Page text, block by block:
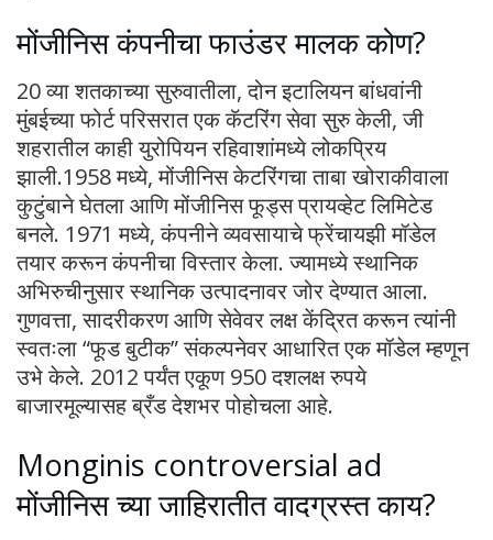
मोंजीनिस कंपनीचा फाउंडर मालक कोण?
20 व्या शतकाच्या सुरुवातीला, दोन इटालियन बांधवांनी
मुंबईच्या फोर्ट परिसरात एक कॅटरिंग सेवा सुरु केली, जी
शहरातील काही युरोपियन रहिवाशांमध्ये लोकप्रिय
झाली.1958 मध्ये, मोंजीनिस केटरिंगचा ताबा खोराकीवाला
कुटुंबाने घेतला आणि मोंजीनिस फूड्स प्रायव्हेट लिमिटेड
बनले. 1971 मध्ये, कंपनीने व्यवसायाचे फ्रेंचायझी मॉडेल
तयार करून कंपनीचा विस्तार केला. ज्यामध्ये स्थानिक
अभिरुचीनुसार स्थानिक उत्पादनावर जोर देण्यात आला.
गुणवत्ता, सादरीकरण आणि सेवेवर लक्ष केंद्रित करून त्यांनी
स्वतःला “फूड बुटीक” संकल्पनेवर आधारित एक मॉडेल म्हणून
उभे केले. 2012 पर्यंत एकूण 950 दशलक्ष रुपये
बाजारमूल्यासह ब्रँड देशभर पोहोचला आहे.
Monginis controversial ad
मोंजीनिस च्या जाहिरातीत वादग्रस्त काय?